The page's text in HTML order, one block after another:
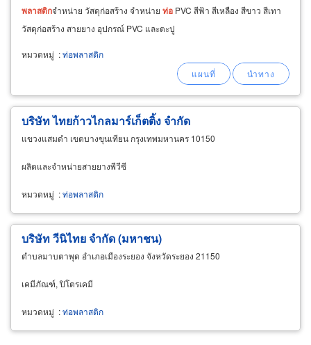
พลาสติกจำหน่าย วัสดุก่อสร้าง จำหน่าย ท่อ PVC สีฟ้า สีเหลือง สีขาว สีเทา
วัสดุก่อสร้าง สายยาง อุปกรณ์ PVC และตะปู
หมวดหมู่ :ท่อพลาสติก
บริษัท ไทยก้าวไกลมาร์เก็ตติ้ง จำกัด
แขวงแสมดำ เขตบางขุนเทียน กรุงเทพมหานคร 10150
ผลิตและจำหน่ายสายยางพีวีซี
หมวดหมู่ :ท่อพลาสติก
บริษัท วีนิไทย จำกัด (มหาชน)
ตำบลมาบตาพุด อำเภอเมืองระยอง จังหวัดระยอง 21150
เคมีภัณฑ์, ปิโตรเคมี
หมวดหมู่ :ท่อพลาสติก